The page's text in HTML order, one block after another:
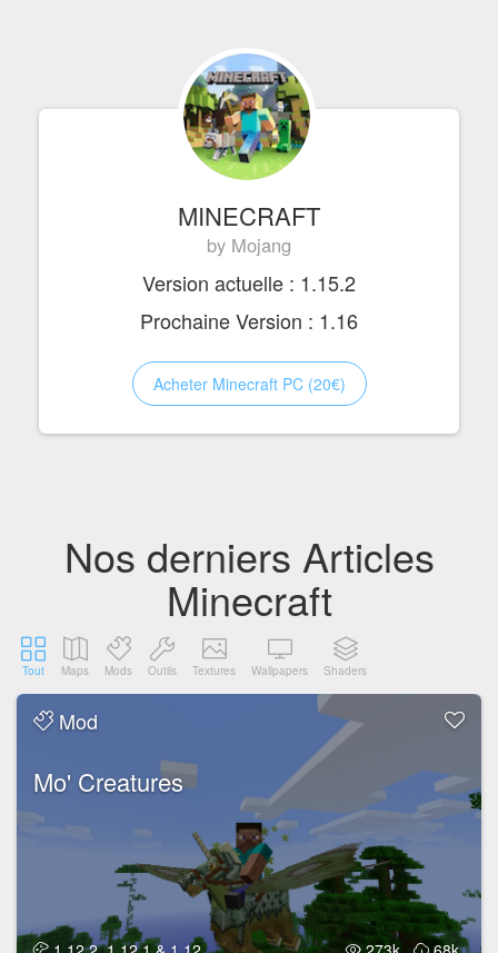
MINECRAFT
by Mojang
Version actuelle : 1.15.2
Prochaine Version : 1.16
Acheter Minecraft PC (20€)
Nos derniers Articles
Minecraft
Tout Maps Mods Outils Textures Wallpapers Shaders
Mod
Mo' Creatures